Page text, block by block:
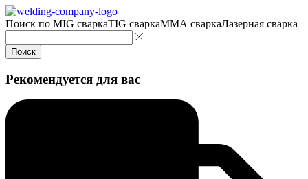
Поиск по MIG сваркаTIG сваркаMMA сваркаЛазерная сварка
Поиск
Рекомендуется для вас